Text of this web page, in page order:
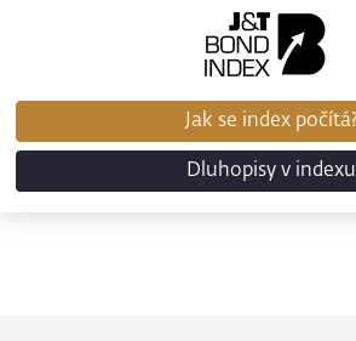
Jak se index
Dluhopisy v indexu